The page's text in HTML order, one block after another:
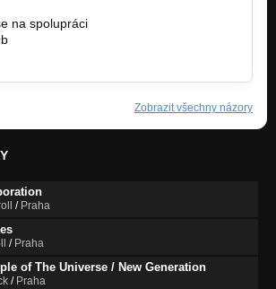
na spolupráci
Zobrazit všechny názory
/ Praha
/ Praha
of The Universe / New Generation
/ Praha